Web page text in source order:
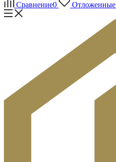
Сравнение0 Отложенные